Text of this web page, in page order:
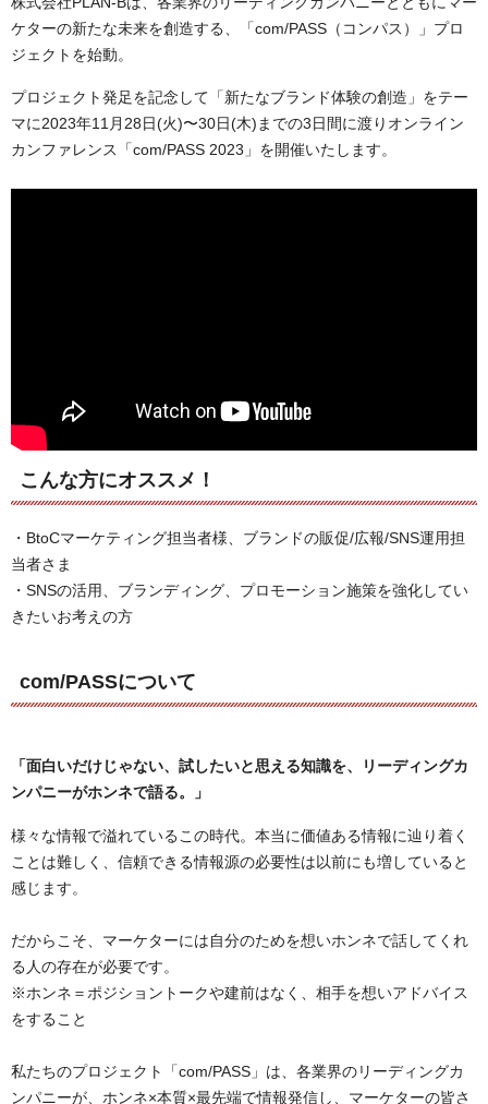
ケターの新たな未来を創造する、「com/PASS（コンパス）」プロ
ジェクトを始動。
プロジェクト発足を記念して「新たなブランド体験の創造」をテー
マに2023年11月28日(火)〜30日(木)までの3日間に渡りオンライン
カンファレンス「com/PASS 2023」を開催いたします。
こんな方にオススメ！
・BtoCマーケティング担当者様、ブランドの販促/広報/SNS運用担
当者さま
・SNSの活用、ブランディング、プロモーション施策を強化してい
きたいお考えの方
com/PASSについて
「面白いだけじゃない、 試したいと思える知識を、
リーディングカ
ンパニーがホンネで語る。」
様々な情報で溢れているこの時代。本当に価値ある情報に辿り着く
ことは難しく、信頼できる情報源の必要性は以前にも増していると
感じます。
だからこそ、マーケターには自分のためを想いホンネで話してくれ
る人の存在が必要です。
※ホンネ＝ポジショントークや建前はなく、相手を想いアドバイス
をすること
私たちのプロジェクト「com/PASS」は、各業界のリーディングカ
ンパニーが、ホンネ×本質×最先端で情報発信し、マーケターの皆さ